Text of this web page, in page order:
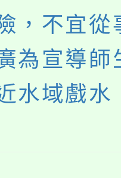
，不宜從
為宣導師
水域戲水